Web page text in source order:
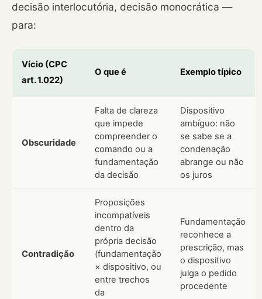
decisão interlocutória, decisão monocrática —
para:
Vício (CPC
art. 1.022)
O que é Exemplo típico
Obscuridade
Falta de clareza
que impede
compreender o
comando ou a
fundamentação
da decisão
Dispositivo
ambíguo: não
se sabe se a
condenação
abrange ou não
os juros
Contradição
Proposições
incompatíveis
dentro da
própria decisão
(fundamentação
× dispositivo, ou
entre trechos
da
Fundamentação
reconhece a
prescrição, mas
o dispositivo
julga o pedido
procedente